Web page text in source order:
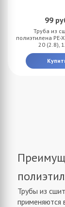
99
Труба из
полиэтилена PE-
20 (2.8),
Трубы из
применяются